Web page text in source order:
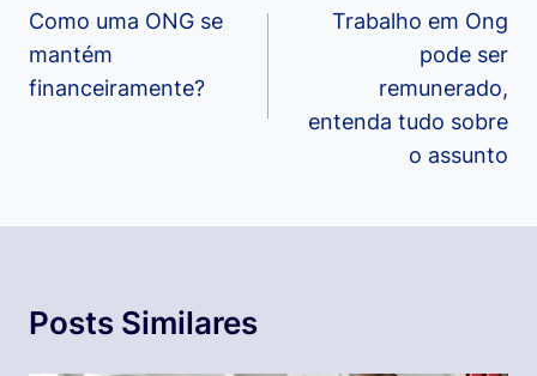
de
Post
Como uma ONG se
mantém
financeiramente?
Trabalho em Ong
pode ser
remunerado,
entenda tudo sobre
o assunto
Posts Similares